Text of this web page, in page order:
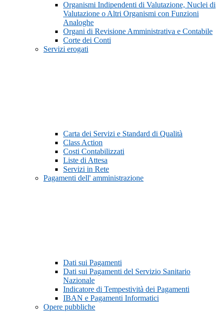
Organismi Indipendenti di Valutazione, Nuclei di
Valutazione o Altri Organismi con Funzioni
Analoghe
Organi di Revisione Amministrativa e Contabile
Corte dei Conti
Servizi erogati
Carta dei Servizi e Standard di Qualità
Class Action
Costi Contabilizzati
Liste di Attesa
Servizi in Rete
Pagamenti dell' amministrazione
Dati sui Pagamenti
Dati sui Pagamenti del Servizio Sanitario
Nazionale
Indicatore di Tempestività dei Pagamenti
IBAN e Pagamenti Informatici
Opere pubbliche